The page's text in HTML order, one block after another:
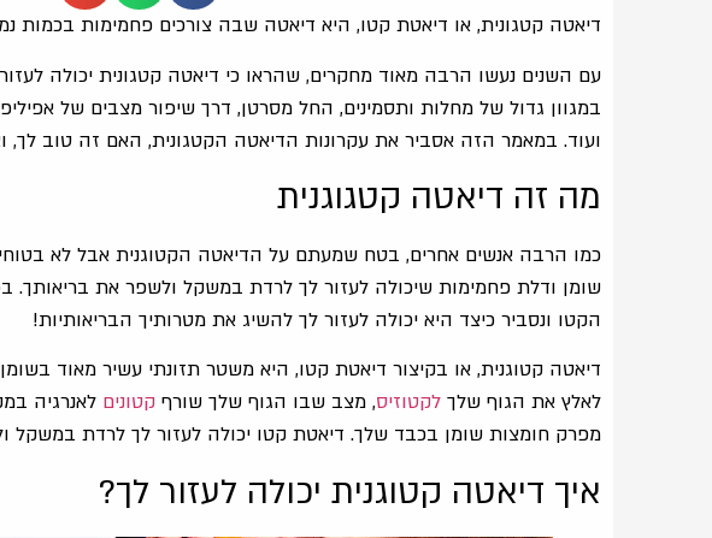
דיאטה קטגונית, או דיאטת קטו, היא דיאטה שבה צורכים פחמימות בכמות
עם השנים נעשו הרבה מאוד מחקרים, שהראו כי דיאטה קטגונית יכולה
במגוון גדול של מחלות ותסמינים, החל מסרטן, דרך שיפור מצבים של
ועוד. במאמר הזה אסביר את עקרונות הדיאטה הקטגונית, האם זה טוב לך,
מה זה דיאטה קטגוגנית
כמו הרבה אנשים אחרים, בטח שמעתם על הדיאטה הקטוגנית אבל לא
שומן ודלת פחמימות שיכולה לעזור לך לרדת במשקל ולשפר את בריאותך.
הקטו ונסביר כיצד היא יכולה לעזור לך להשיג את מטרותיך הבריאותיות!
דיאטה קטוגנית, או בקיצור דיאטת קטו, היא משטר תזונתי עשיר מאוד
לאלץ את הגוף שלךלקטוזיס, מצב שבו הגוף שלך שורף קטונים לאנרגיה
מפרק חומצות שומן בכבד שלך. דיאטת קטו יכולה לעזור לך לרדת במשקל
איך דיאטה קטוגנית יכולה לעזור לך?